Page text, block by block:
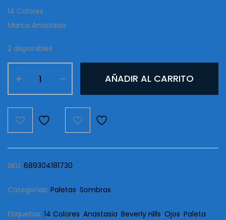
14 Colores
Marca Anastasia
2 disponibles
Prism
Colores
AÑADIR AL CARRITO
SKU: 689304181730
Categorías: Paletas, Sombras
Etiquetas: 14 Colores, Anastasia, Beverly Hills, Ojos, Paleta